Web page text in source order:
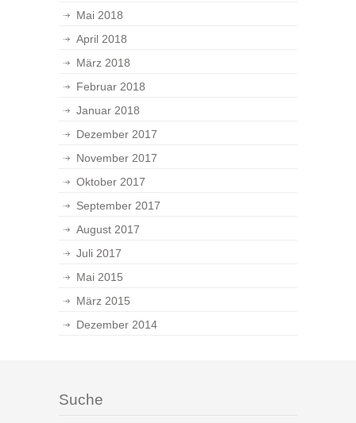
Mai 2018
April 2018
März 2018
Februar 2018
Januar 2018
Dezember 2017
November 2017
Oktober 2017
September 2017
August 2017
Juli 2017
Mai 2015
März 2015
Dezember 2014
Suche